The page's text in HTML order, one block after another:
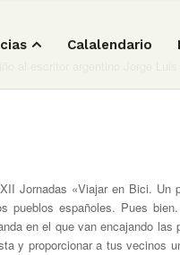
Calalendario
Jornadas «Viajar en Bici. Un
pueblos españoles. Pues
en el que van encajando
y proporcionar a tus vecinos